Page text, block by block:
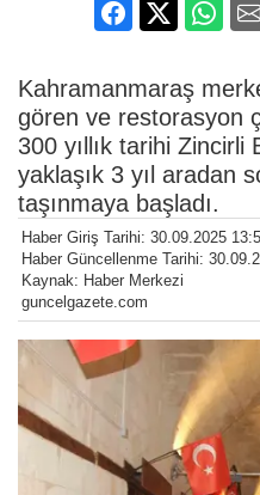
Kahramanmaraş
gören ve restorasyon
300 yıllık tarihi Zincirli
yaklaşık 3 yıl aradan
taşınmaya başladı.
Haber Giriş Tarihi: 30.09.2025
Haber Güncellenme Tarihi:
Kaynak: Haber Merkezi
guncelgazete.com